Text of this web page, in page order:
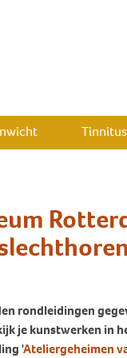
Tinnitus
rondleidingen
je kunstwerken in
'Ateliergeheimen